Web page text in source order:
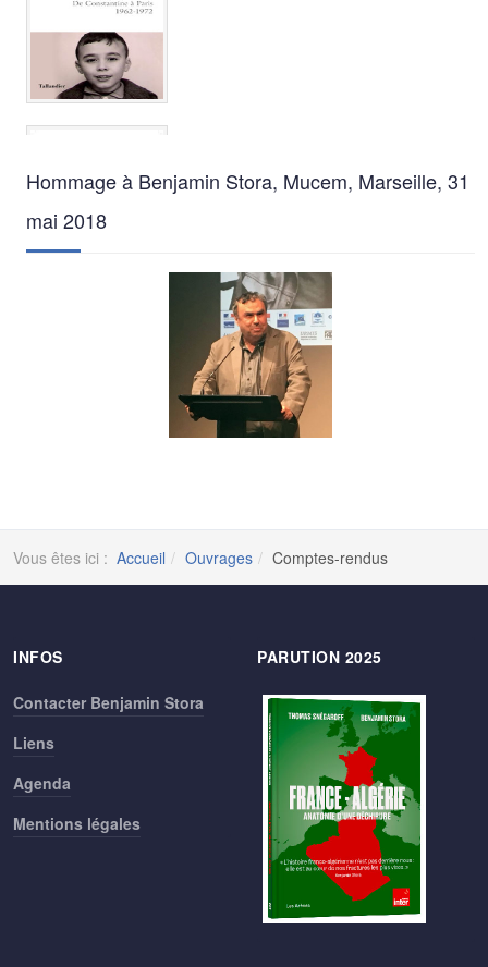
Hommage à Benjamin Stora, Mucem, Marseille, 31
mai 2018
Vous êtes ici : Accueil Ouvrages Comptes-rendus
INFOS
Contacter Benjamin Stora
Liens
Agenda
Mentions légales
PARUTION 2025